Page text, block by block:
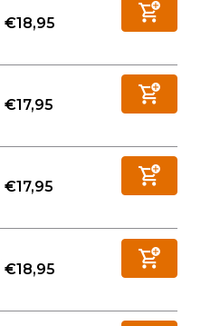
€18,95
€17,95
€17,95
€18,95